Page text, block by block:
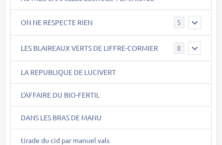
ON NE RESPECTE RIEN 5
LES BLAIREAUX VERTS DE LIFFRE-CORMIER 8
LA REPUBLIQUE DE LUCIVERT
L'AFFAIRE DU BIO-FERTIL
DANS LES BRAS DE MANU
tirade du cid par manuel vals